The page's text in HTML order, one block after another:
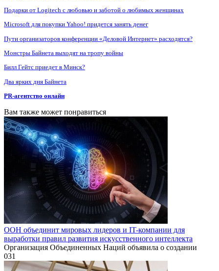
Подарки от Logitech с любовью и заботой о любимых женщинах
Microsoft для покупки Yahoo! придется занять денег
Пути организаторов конференции «Деловой Интернет» расходятся?
Монстры Байнета выходят на тропу войны
Билл Гейтс приедет в Минск?
Два ярких дня Байнета
PR-агентство онлайн
Вам также может понравиться
ООН объединит мировых лидеров и IT-компании для
выработки правил развития искусственного интеллекта
Организация Объединенных Наций объявила о создании
031